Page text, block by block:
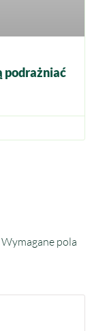
podrażniać
Wymagane pola